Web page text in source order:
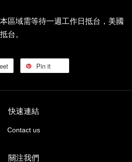
區域需等待一週工作日抵台，美國
台。
Pin it
快速連結
Contact us
關注我們